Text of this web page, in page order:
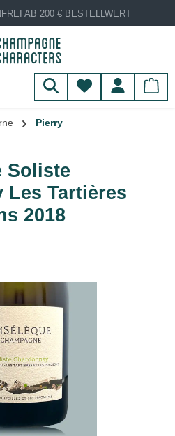
AB 200 € BESTELLWERT
Du hast 0
Pierry
Soliste
Les Tartières
2018